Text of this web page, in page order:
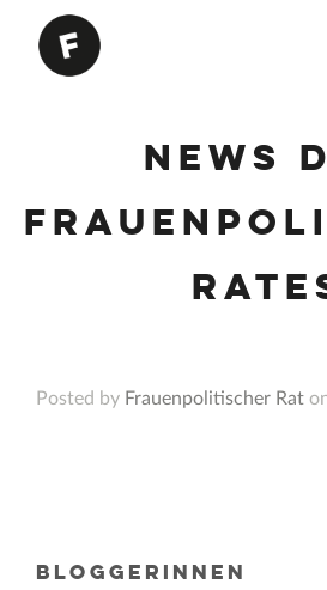
News
Posted by Frauenpolitischer Rat
BLOGGERINNEN